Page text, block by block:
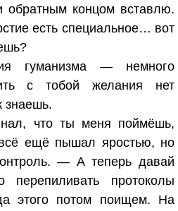
обратным концом вставлю.
есть специальное… вот
гуманизма — немного
с тобой желания нет
знаешь.
что ты меня поймёшь,
ещё пышал яростью, но
— А теперь давай
протоколы
этого потом поищем. На